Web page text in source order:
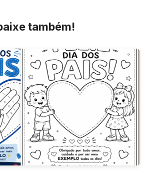
também!